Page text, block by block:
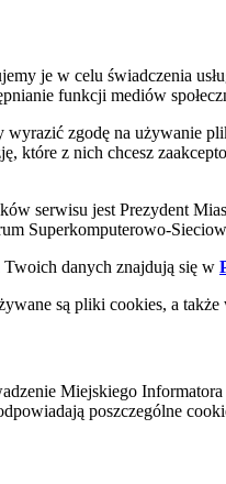
je w celu świadczenia
funkcji mediów
wyrazić zgodę na używanie
które z nich chcesz
serwisu jest Prezydent
Superkomputerowo-
Twoich danych znajdują się w
są pliki cookies, a
Miejskiego
poszczególne